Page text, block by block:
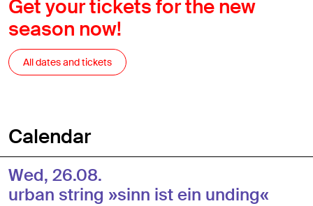
Get your tickets for the new
season now!
All dates and tickets
Calendar
Wed, 26.08.
urban string »sinn ist ein unding«